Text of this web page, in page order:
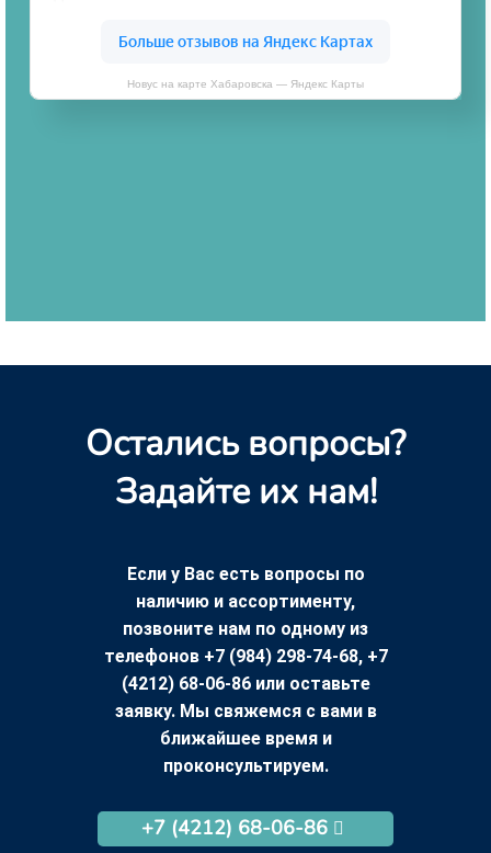
Новус на карте Хабаровска — Яндекс Карты
Остались вопросы?
Задайте их нам!
Если у Вас есть вопросы по
наличию и ассортименту,
позвоните нам по одному из
телефонов +7 (984) 298-74-68, +7
(4212) 68-06-86 или оставьте
заявку. Мы свяжемся с вами в
ближайшее время и
проконсультируем.
+7 (4212) 68-06-86